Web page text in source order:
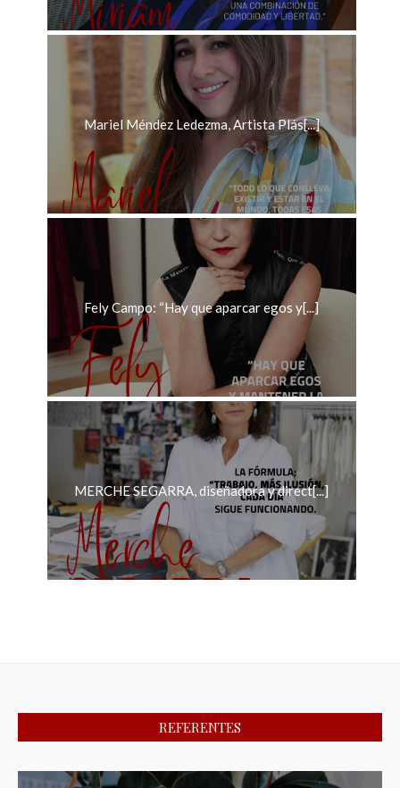
Mariel Méndez Ledezma, Artista Plás[...]
Fely Campo: “Hay que aparcar egos y[...]
MERCHE SEGARRA, diseñadora y direct[...]
REFERENTES